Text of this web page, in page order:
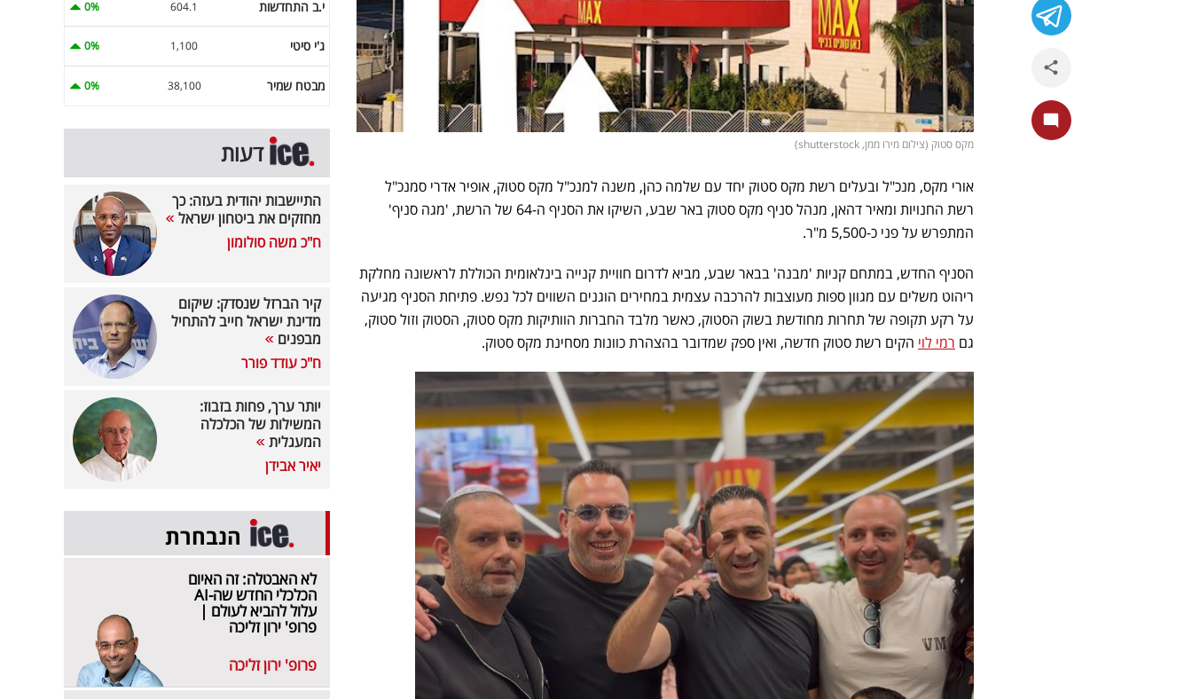
מקס סטוק (צילום מירו ממן, shutterstock)
אורי מקס, מנכ"ל ובעלים רשת מקס סטוק יחד עם שלמה כהן, משנה למנכ"ל מקס סטוק, אופיר אדרי סמנכ"ל
רשת החנויות ומאיר דהאן, מנהל סניף מקס סטוק באר שבע, השיקו את הסניף ה-64 של הרשת, 'מגה סניף'
המתפרש על פני כ-5,500 מ"ר.
הסניף החדש, במתחם קניות 'מבנה' בבאר שבע, מביא לדרום חוויית קנייה בינלאומית הכוללת לראשונה מחלקת
ריהוט משלים עם מגוון ספות מעוצבות להרכבה עצמית במחירים הוגנים השווים לכל נפש. פתיחת הסניף מגיעה
על רקע תקופה של תחרות מחודשת בשוק הסטוק, כאשר מלבד החברות הוותיקות מקס סטוק, הסטוק וזול סטוק,
גם רמי לוי הקים רשת סטוק חדשה, ואין ספק שמדובר בהצהרת כוונות מסחינת מקס סטוק.
י.ב התחדשות 604.1
0%
ג'י סיטי 1,100
0%
מבטח שמיר 38,100
0%
דעות
התיישבות יהודית בעזה: כך
מחזקים את ביטחון ישראל
ח"כ משה סולומון
קיר הברזל שנסדק: שיקום
מדינת ישראל חייב להתחיל
מבפנים
ח"כ עודד פורר
יותר ערך, פחות בזבוז:
המשילות של הכלכלה
המעגלית
יאיר אבידן
הנבחרת
לא האבטלה: זה האיום
הכלכלי החדש שה-AI
עלול להביא לעולם |
פרופ' ירון זליכה
פרופ' ירון זליכה